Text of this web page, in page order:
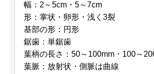
幅：2～5cm・5～7cm
形：掌状・卵形・浅く3裂
基部の形：円形
鋸歯：単鋸歯
葉柄の長さ：50～100mm・100～
葉脈：放射状・側脈は曲線